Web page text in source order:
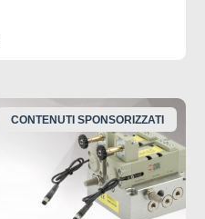
CONTENUTI SPONSORIZZATI